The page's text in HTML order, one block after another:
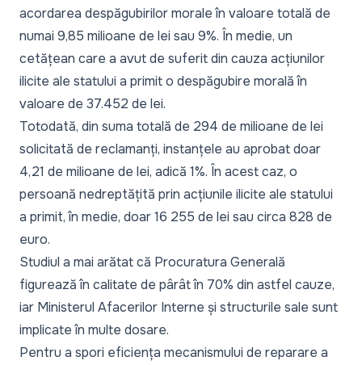
acordarea despăgubirilor morale în valoare totală de
numai 9,85 milioane de lei sau 9%. În medie, un
cetățean care a avut de suferit din cauza acțiunilor
ilicite ale statului a primit o despăgubire morală în
valoare de 37.452 de lei.
Totodată, din suma totală de 294 de milioane de lei
solicitată de reclamanți, instanțele au aprobat doar
4,21 de milioane de lei, adică 1%. În acest caz, o
persoană nedreptățită prin acțiunile ilicite ale statului
a primit, în medie, doar 16 255 de lei sau circa 828 de
euro.
Studiul a mai arătat că Procuratura Generală
figurează în calitate de pârât în 70% din astfel cauze,
iar Ministerul Afacerilor Interne și structurile sale sunt
implicate în multe dosare.
Pentru a spori eficiența mecanismului de reparare a